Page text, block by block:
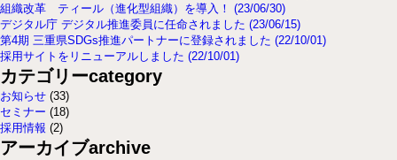
組織改革 ティール（進化型組織）を導入！ (23/06/30)
デジタル庁 デジタル推進委員に任命されました (23/06/15)
第4期 三重県SDGs推進パートナーに登録されました (22/10/01)
採用サイトをリニューアルしました (22/10/01)
カテゴリーcategory
お知らせ (33)
セミナー (18)
採用情報 (2)
アーカイブarchive